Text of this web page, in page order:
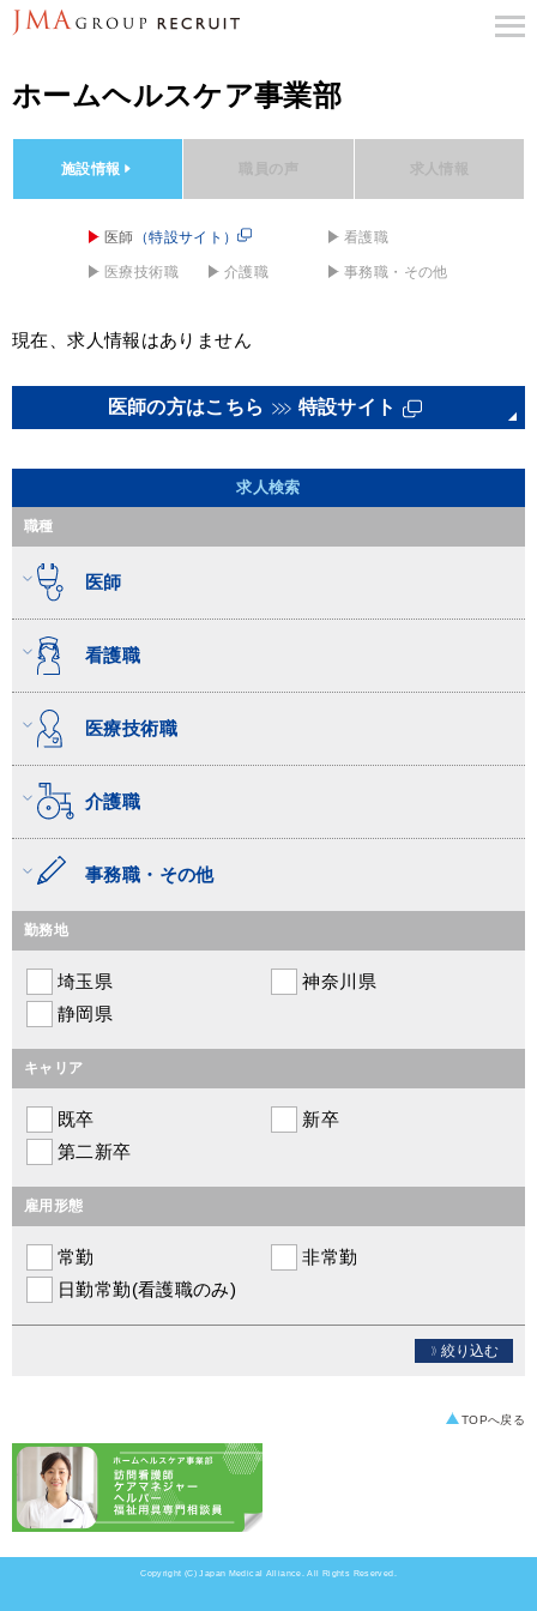
ホームヘルスケア事業部
施設情報
医師 （特設サイト） 看護職
医療技術職 介護職 事務職・その他
現在、求人情報はありません
医師の方はこちら 特設サイト
求人検索
職種
医師
看護職
医療技術職
介護職
事務職・その他
勤務地
埼玉県
神奈川県
静岡県
キャリア
既卒
新卒
第二新卒
雇用形態
常勤
非常勤
日勤常勤(看護職のみ)
絞り込む
TOPへ戻る
Copyright (C) Japan Medical Alliance. All Rights Reserved.